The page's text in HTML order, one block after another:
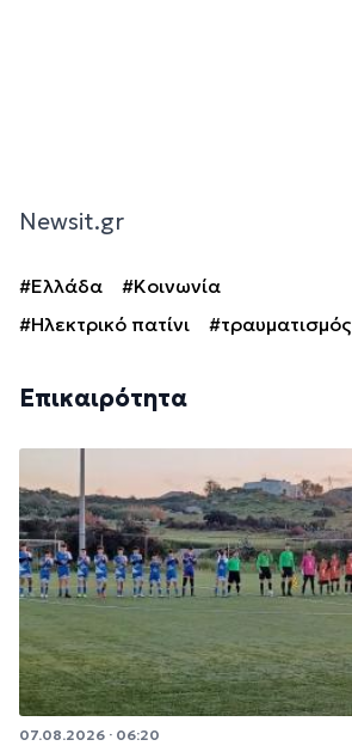
Newsit.gr
#Ελλάδα
#Κοινωνία
#Ηλεκτρικό πατίνι
#τραυματισμός
Επικαιρότητα
07.08.2026 · 06:20